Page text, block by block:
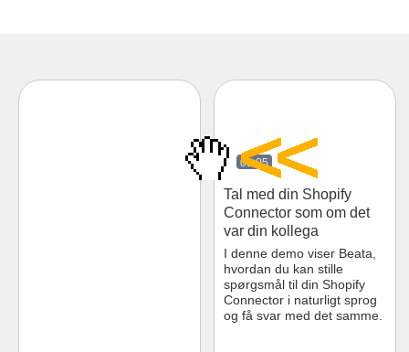
09:05
Tal med din Shopify
Connector som om det
var din kollega
I denne demo viser Beata,
hvordan du kan stille
spørgsmål til din Shopify
Connector i naturligt sprog
og få svar med det samme.